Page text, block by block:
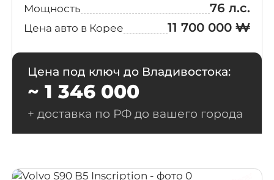
Мощность 76 л.с.
Цена авто в Корее 11 700 000 ₩
Цена под ключ до Владивостока:
~ 1 346 000
+ доставка по РФ до вашего города